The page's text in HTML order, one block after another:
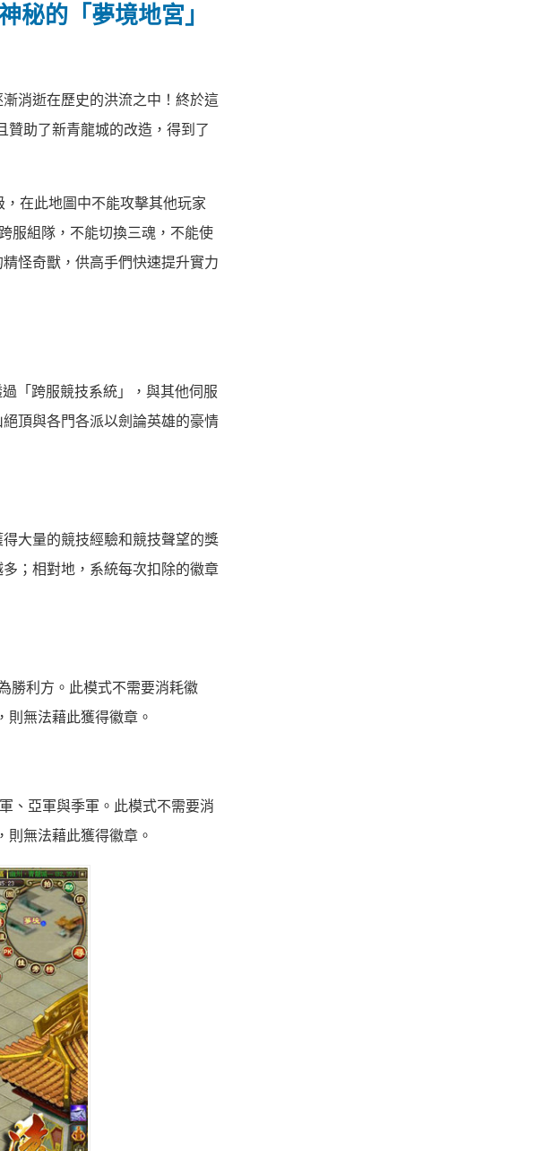
秘的「夢境地宮」
消逝在歷史的洪流之中！終於這
助了新青龍城的改造，得到了
在此地圖中不能攻擊其他玩家
服組隊，不能切換三魂，不能使
怪奇獸，供高手們快速提升實力
「跨服競技系統」，與其他伺服
頂與各門各派以劍論英雄的豪情
大量的競技經驗和競技聲望的獎
；相對地，系統每次扣除的徽章
勝利方。此模式不需要消耗徽
無法藉此獲得徽章。
、亞軍與季軍。此模式不需要消
無法藉此獲得徽章。